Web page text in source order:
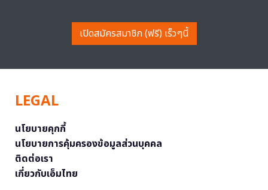
เปิดสมัครสมาชิก (ฟรี) เร็วๆนี้
LEGAL
นโยบายคุกกี้
นโยบายการคุ้มครองข้อมูลส่วนบุคคล
ติดต่อเรา
เกี่ยวกับเอ็มไทย